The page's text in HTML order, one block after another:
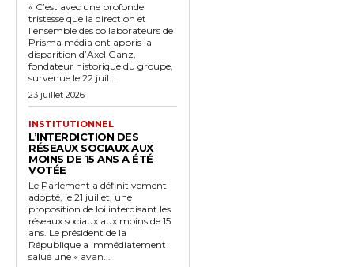
« C’est avec une profonde
tristesse que la direction et
l’ensemble des collaborateurs de
Prisma média ont appris la
disparition d’Axel Ganz,
fondateur historique du groupe,
survenue le 22 juil...
23 juillet 2026
INSTITUTIONNEL
L’INTERDICTION DES
RÉSEAUX SOCIAUX AUX
MOINS DE 15 ANS A ÉTÉ
VOTÉE
Le Parlement a définitivement
adopté, le 21 juillet, une
proposition de loi interdisant les
réseaux sociaux aux moins de 15
ans. Le président de la
République a immédiatement
salué une « avan...